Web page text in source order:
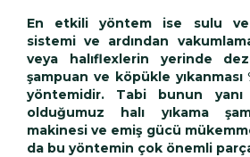
En etkili yöntem ise sulu ve
sistemi ve ardından
veya halıflexlerin yerinde
şampuan ve köpükle yıkanması
yöntemidir. Tabi bunun yanı
olduğumuz halı yıkama
makinesi ve emiş gücü
da bu yöntemin çok önemli